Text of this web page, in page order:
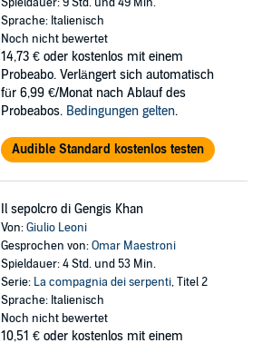
Sprache: Italienisch
Noch nicht bewertet
14,73 € oder kostenlos mit einem
Probeabo. Verlängert sich automatisch
für 6,99 €/Monat nach Ablauf des
Probeabos. Bedingungen gelten.
Audible Standard kostenlos testen
Il sepolcro di Gengis Khan
Von:Giulio Leoni
Gesprochen von:Omar Maestroni
Spieldauer: 4 Std. und 53 Min.
Serie: La compagnia dei serpenti, Titel 2
Sprache: Italienisch
Noch nicht bewertet
10,51 € oder kostenlos mit einem